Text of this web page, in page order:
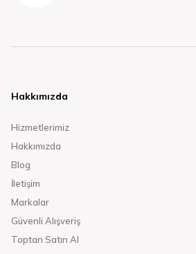
Hakkımızda
Hizmetlerimiz
Hakkımızda
Blog
İletişim
Markalar
Güvenli Alışveriş
Toptan Satın Al